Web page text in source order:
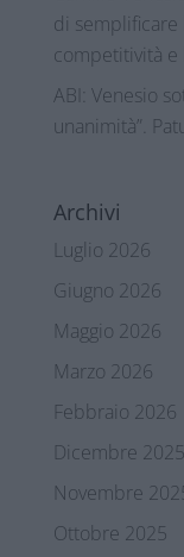
di
competitività e
ABI: Venesio
unanimità”.
Archivi
Luglio 2026
Giugno 2026
Maggio 2026
Marzo 2026
Febbraio 2026
Dicembre 2025
Novembre
Ottobre 2025